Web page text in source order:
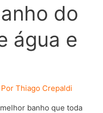
do
água e
PorThiago Crepaldi
banho que toda